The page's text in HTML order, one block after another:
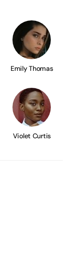
Emily Thomas
Violet Curtis